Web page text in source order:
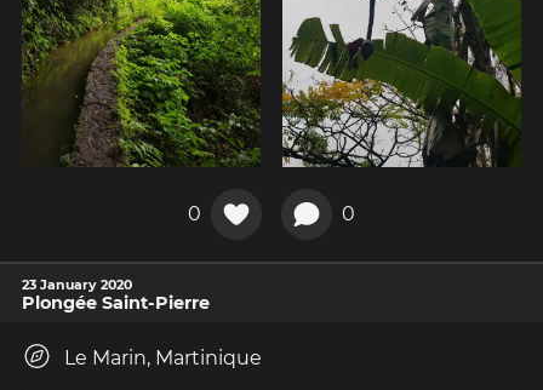
0 0
23 January 2020
Plongée Saint-Pierre
Le Marin, Martinique